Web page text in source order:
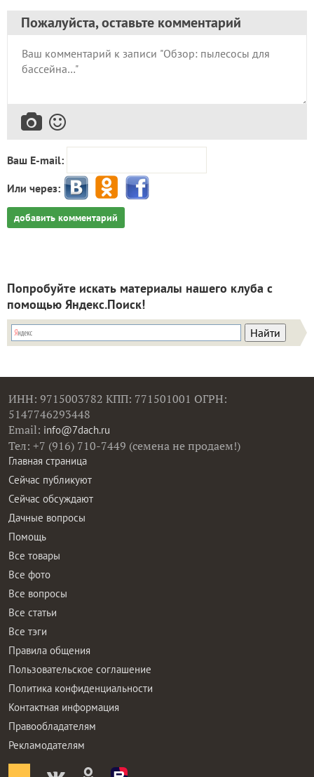
Пожалуйста, оставьте комментарий
Ваш E-mail:
Или через:
добавить комментарий
Попробуйте искать материалы нашего клуба с
помощью Яндекс.Поиск!
ИНН: 9715003782 КПП: 771501001 ОГРН:
5147746293448
Email: info@7dach.ru
Тел: +7 (916) 710-7449 (семена не продаем!)
Главная страница
Сейчас публикуют
Сейчас обсуждают
Дачные вопросы
Помощь
Все товары
Все фото
Все вопросы
Все статьи
Все тэги
Правила общения
Пользовательское соглашение
Политика конфиденциальности
Контактная информация
Правообладателям
Рекламодателям